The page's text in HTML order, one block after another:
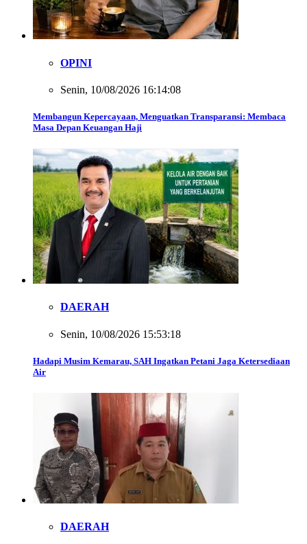
OPINI
Senin, 10/08/2026 16:14:08
Membangun Kepercayaan, Menguatkan Transparansi: Membaca
Masa Depan Keuangan Haji
DAERAH
Senin, 10/08/2026 15:53:18
Hadapi Musim Kemarau, SAH Ingatkan Petani Jaga Ketersediaan
Air
DAERAH